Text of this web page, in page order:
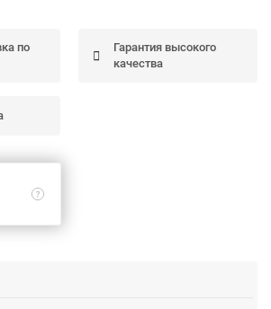
по
Гарантия высокого
качества
75
6
(800) 100-05 85